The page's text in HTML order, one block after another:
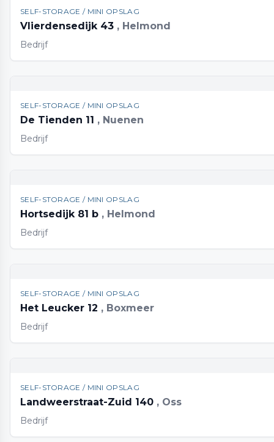
SELF-STORAGE / MINI OPSLAG
Vlierdensedijk 43 , Helmond
Bedrijf
SELF-STORAGE / MINI OPSLAG
De Tienden 11 , Nuenen
Bedrijf
SELF-STORAGE / MINI OPSLAG
Hortsedijk 81 b , Helmond
Bedrijf
SELF-STORAGE / MINI OPSLAG
Het Leucker 12 , Boxmeer
Bedrijf
SELF-STORAGE / MINI OPSLAG
Landweerstraat-Zuid 140 , Oss
Bedrijf